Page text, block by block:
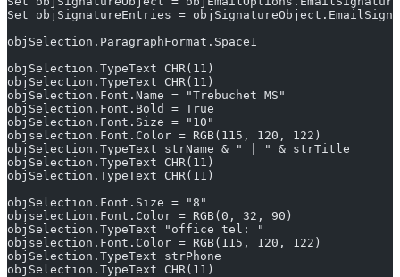
Set objSignatureEntries =
objSelection.ParagraphFormat.Space1
objSelection.TypeText CHR(11)
objSelection.TypeText CHR(11)
objSelection.Font.Name = "Trebuchet MS"
objSelection.Font.Bold = True
objSelection.Font.Size = "10"
objselection.Font.Color = RGB(115, 120, 122)
objSelection.TypeText strName & " | " & strTitle
objSelection.TypeText CHR(11)
objSelection.TypeText CHR(11)
objSelection.Font.Size = "8"
objselection.Font.Color = RGB(0, 32, 90)
objSelection.TypeText "office tel: "
objselection.Font.Color = RGB(115, 120, 122)
objSelection.TypeText strPhone
objSelection.TypeText CHR(11)